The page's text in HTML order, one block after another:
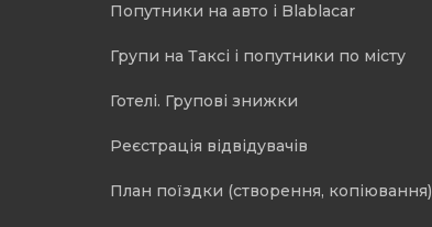
Попутники на авто і Blablacar
Групи на Таксі і попутники по місту
Готелі. Групові знижки
Реєстрація відвідувачів
План поїздки (створення, копіювання)